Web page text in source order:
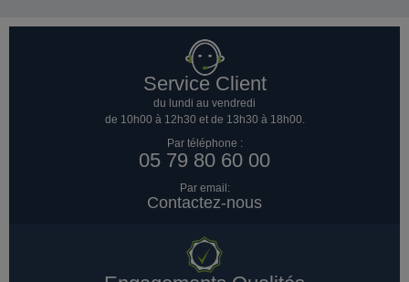
Service Client
du lundi au vendredi
de 10h00 à 12h30 et de 13h30 à 18h00.
Par téléphone :
05 79 80 60 00
Par email:
Contactez-nous